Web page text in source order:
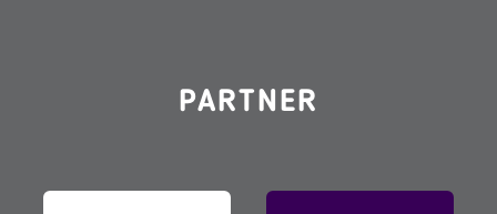
PARTNER